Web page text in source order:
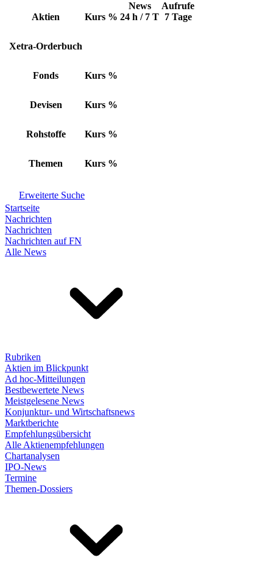
Aktien Kurs %
News
24 h / 7 T
Aufrufe
7 Tage
Xetra-Orderbuch
Fonds Kurs %
Devisen Kurs %
Rohstoffe Kurs %
Themen Kurs %
Erweiterte Suche
Startseite
Nachrichten
Nachrichten
Nachrichten auf FN
Alle News
Rubriken
Aktien im Blickpunkt
Ad hoc-Mitteilungen
Bestbewertete News
Meistgelesene News
Konjunktur- und Wirtschaftsnews
Marktberichte
Empfehlungsübersicht
Alle Aktienempfehlungen
Chartanalysen
IPO-News
Termine
Themen-Dossiers